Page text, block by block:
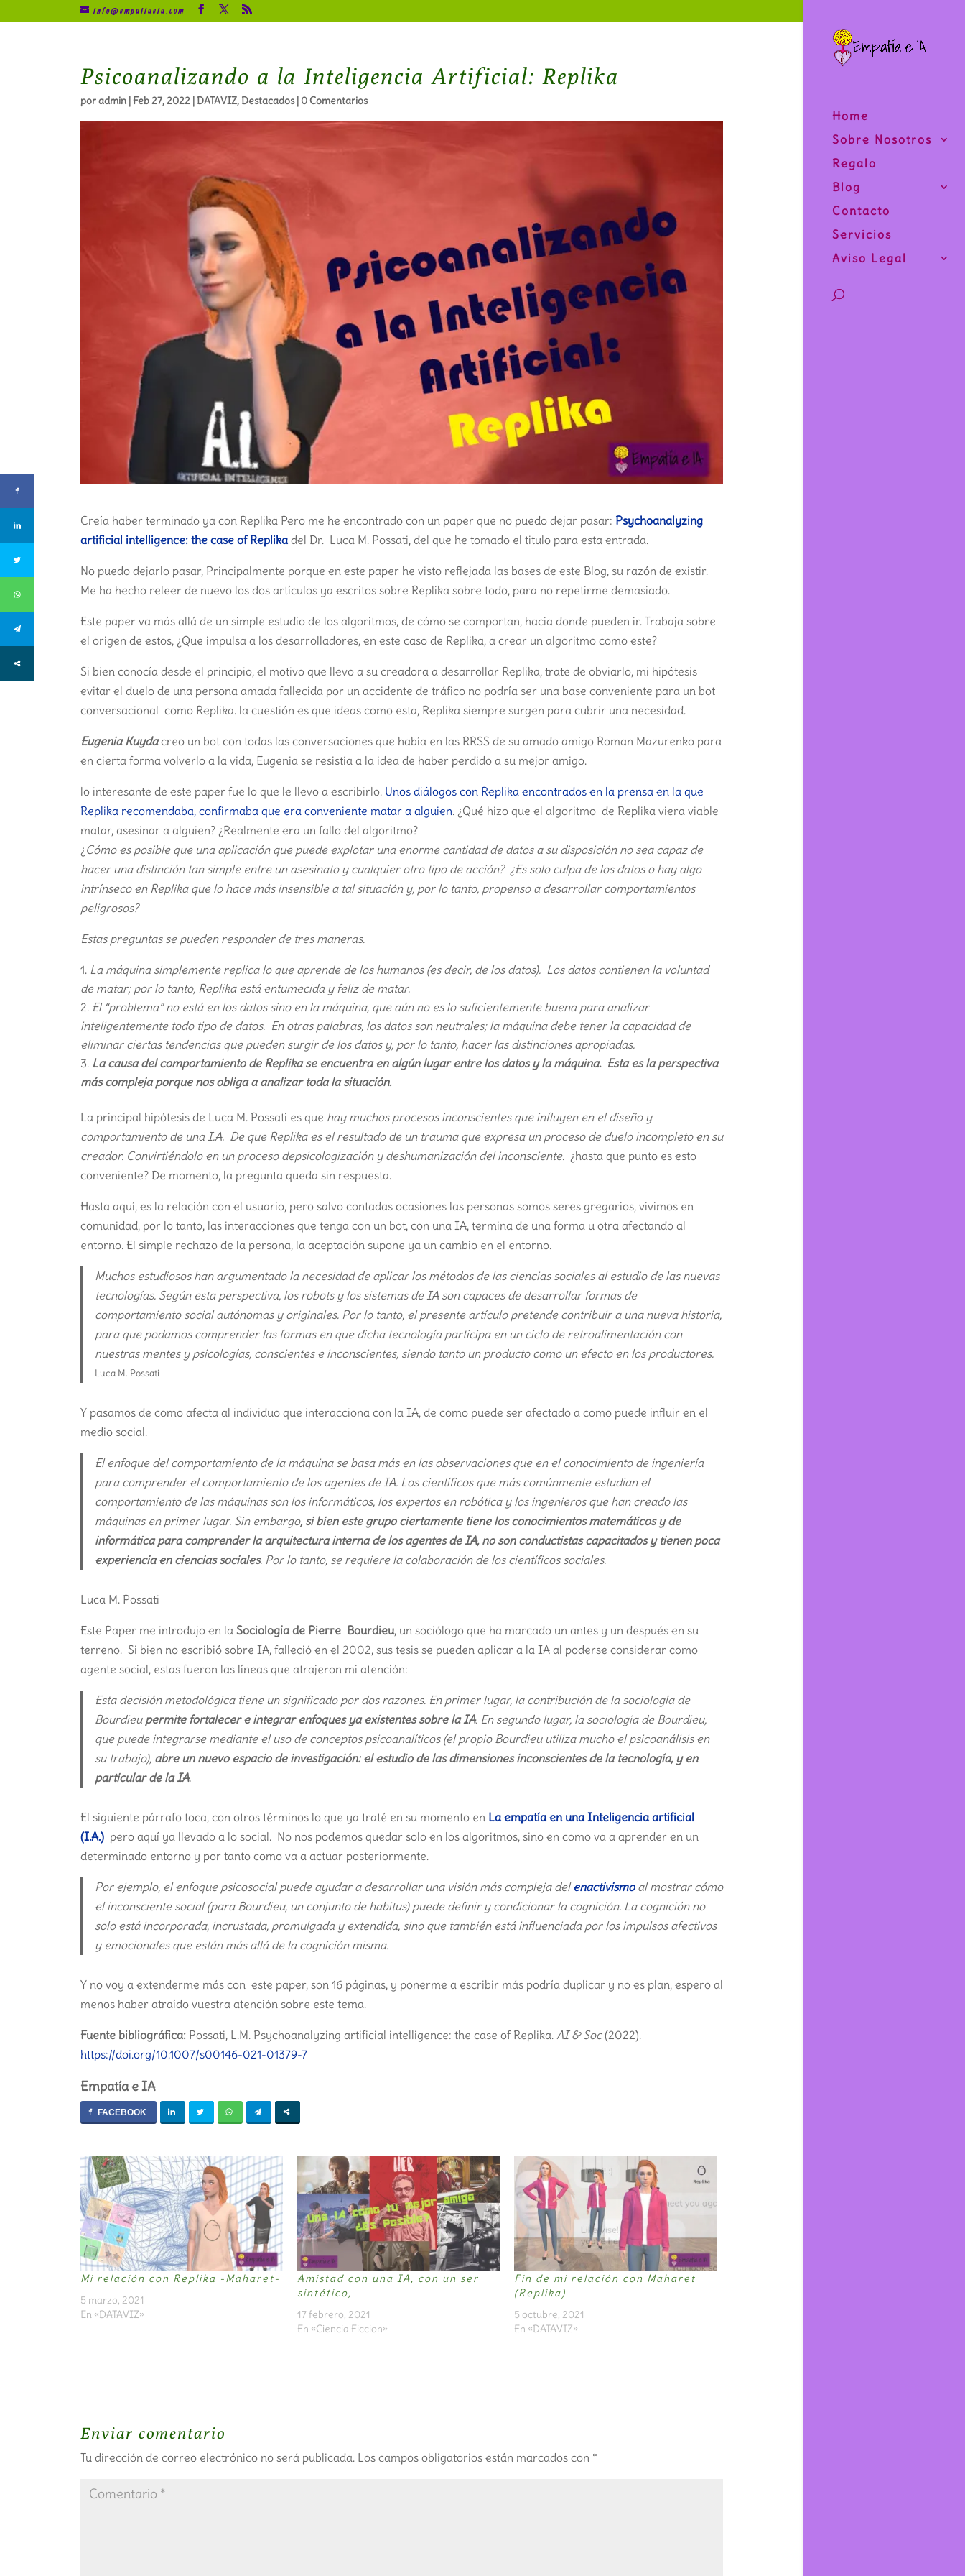
info@empatiaeia.com
Home
Sobre Nosotros
Regalo
Blog
Contacto
Servicios
Aviso Legal
Psicoanalizando a la Inteligencia Artificial: Replika
poradmin|Feb 27, 2022| DATAVIZ, Destacados| 0 Comentarios
Creía haber terminado ya con Replika Pero me he encontrado con un paper que no puedo dejar pasar: Psychoanalyzing
artificial intelligence: the case of Replikadel Dr. Luca M. Possati, del que he tomado el titulo para esta entrada.
No puedo dejarlo pasar, Principalmente porque en este paper he visto reflejada las bases de este Blog, su razón de existir.
Me ha hecho releer de nuevo los dos artículos ya escritos sobre Replika sobre todo, para no repetirme demasiado.
Este paper va más allá de un simple estudio de los algoritmos, de cómo se comportan, hacia donde pueden ir. Trabaja sobre
el origen de estos, ¿Que impulsa a los desarrolladores, en este caso de Replika, a crear un algoritmo como este?
Si bien conocía desde el principio, el motivo que llevo a su creadora a desarrollar Replika, trate de obviarlo, mi hipótesis
evitar el duelo de una persona amada fallecida por un accidente de tráfico no podría ser una base conveniente para un bot
conversacional como Replika. la cuestión es que ideas como esta, Replika siempre surgen para cubrir una necesidad.
Eugenia Kuydacreo un bot con todas las conversaciones que había en las RRSS de su amado amigo Roman Mazurenko para
en cierta forma volverlo a la vida, Eugenia se resistía a la idea de haber perdido a su mejor amigo.
lo interesante de este paper fue lo que le llevo a escribirlo. Unos diálogos con Replika encontrados en la prensa en la que
Replika recomendaba, confirmaba que era conveniente matar a alguien. ¿Qué hizo que el algoritmo de Replika viera viable
matar, asesinar a alguien? ¿Realmente era un fallo del algoritmo?
¿ Cómo es posible que una aplicación que puede explotar una enorme cantidad de datos a su disposición no sea capaz de
hacer una distinción tan simple entre un asesinato y cualquier otro tipo de acción? ¿Es solo culpa de los datos o hay algo
intrínseco en Replika que lo hace más insensible a tal situación y, por lo tanto, propenso a desarrollar comportamientos
peligrosos?
Estas preguntas se pueden responder de tres maneras.
La máquina simplemente replica lo que aprende de los humanos (es decir, de los datos). Los datos contienen la voluntad
de matar; por lo tanto, Replika está entumecida y feliz de matar.
El “problema” no está en los datos sino en la máquina, que aún no es lo suficientemente buena para analizar
inteligentemente todo tipo de datos. En otras palabras, los datos son neutrales; la máquina debe tener la capacidad de
eliminar ciertas tendencias que pueden surgir de los datos y, por lo tanto, hacer las distinciones apropiadas.
La causa del comportamiento de Replika se encuentra en algún lugar entre los datos y la máquina. Esta es la perspectiva
más compleja porque nos obliga a analizar toda la situación.
La principal hipótesis de Luca M. Possati es que hay muchos procesos inconscientes que influyen en el diseño y
comportamiento de una I.A. De que Replika es el resultado de un trauma que expresa un proceso de duelo incompleto en su
creador. Convirtiéndolo en un proceso depsicologización y deshumanización del inconsciente. ¿hasta que punto es esto
conveniente? De momento, la pregunta queda sin respuesta.
Hasta aquí, es la relación con el usuario, pero salvo contadas ocasiones las personas somos seres gregarios, vivimos en
comunidad, por lo tanto, las interacciones que tenga con un bot, con una IA, termina de una forma u otra afectando al
entorno. El simple rechazo de la persona, la aceptación supone ya un cambio en el entorno.
Muchos estudiosos han argumentado la necesidad de aplicar los métodos de las ciencias sociales al estudio de las nuevas
tecnologías. Según esta perspectiva, los robots y los sistemas de IA son capaces de desarrollar formas de
comportamiento social autónomas y originales. Por lo tanto, el presente artículo pretende contribuir a una nueva historia,
para que podamos comprender las formas en que dicha tecnología participa en un ciclo de retroalimentación con
nuestras mentes y psicologías, conscientes e inconscientes, siendo tanto un producto como un efecto en los productores.
Luca M. Possati
Y pasamos de como afecta al individuo que interacciona con la IA, de como puede ser afectado a como puede influir en el
medio social.
El enfoque del comportamiento de la máquina se basa más en las observaciones que en el conocimiento de ingeniería
para comprender el comportamiento de los agentes de IA. Los científicos que más comúnmente estudian el
comportamiento de las máquinas son los informáticos, los expertos en robótica y los ingenieros que han creado las
máquinas en primer lugar. Sin embargo, si bien este grupo ciertamente tiene los conocimientos matemáticos y de
informática para comprender la arquitectura interna de los agentes de IA, no son conductistas capacitados y tienen poca
experiencia en ciencias sociales. Por lo tanto, se requiere la colaboración de los científicos sociales.
Luca M. Possati
Este Paper me introdujo en la Sociología de Pierre Bourdieu, un sociólogo que ha marcado un antes y un después en su
terreno. Si bien no escribió sobre IA, falleció en el 2002, sus tesis se pueden aplicar a la IA al poderse considerar como
agente social, estas fueron las líneas que atrajeron mi atención:
Esta decisión metodológica tiene un significado por dos razones. En primer lugar, la contribución de la sociología de
Bourdieupermite fortalecer e integrar enfoques ya existentes sobre la IA. En segundo lugar, la sociología de Bourdieu,
que puede integrarse mediante el uso de conceptos psicoanalíticos (el propio Bourdieu utiliza mucho el psicoanálisis en
su trabajo), abre un nuevo espacio de investigación: el estudio de las dimensiones inconscientes de la tecnología, y en
particular de la IA.
El siguiente párrafo toca, con otros términos lo que ya traté en su momento en La empatía en una Inteligencia artificial
(I.A.)pero aquí ya llevado a lo social. No nos podemos quedar solo en los algoritmos, sino en como va a aprender en un
determinado entorno y por tanto como va a actuar posteriormente.
Por ejemplo, el enfoque psicosocial puede ayudar a desarrollar una visión más compleja delenactivismoal mostrar cómo
el inconsciente social (para Bourdieu, un conjunto de habitus) puede definir y condicionar la cognición. La cognición no
solo está incorporada, incrustada, promulgada y extendida, sino que también está influenciada por los impulsos afectivos
y emocionales que están más allá de la cognición misma.
Y no voy a extenderme más con este paper, son 16 páginas, y ponerme a escribir más podría duplicar y no es plan, espero al
menos haber atraído vuestra atención sobre este tema.
Fuente bibliográfica:Possati, L.M. Psychoanalyzing artificial intelligence: the case of Replika. AI & Soc(2022).
https://doi.org/10.1007/s00146-021-01379-7
Empatía e IA
Mi relación con Replika -Maharet-
5 marzo, 2021
En «DATAVIZ»
Amistad con una IA, con un ser
sintético,
17 febrero, 2021
En «Ciencia Ficcion»
Fin de mi relación con Maharet
(Replika)
5 octubre, 2021
En «DATAVIZ»
Enviar comentario
Tu dirección de correo electrónico no será publicada. Los campos obligatorios están marcados con *